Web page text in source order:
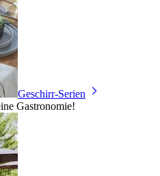
Geschirr-Serien
Gastronomie!